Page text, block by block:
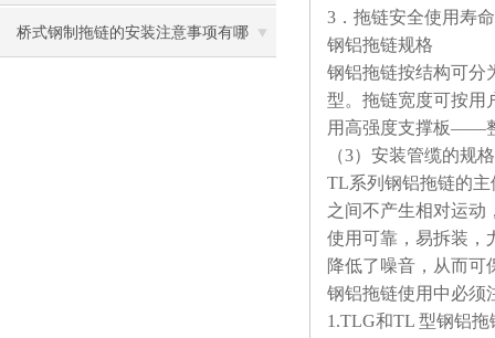
桥式钢制拖链的安装注意事项有哪
3 ．拖链安全使用寿
钢铝拖链规格
钢铝拖链按结构可分
型。拖链宽度可按用
用高强度支撑板——
（3）安装管缆的
TL系列钢铝拖链的
之间不产生相对运动
使用可靠，易拆装，
降低了噪音，从而可
钢铝拖链使用中必须
1.TLG和TL 型钢铝拖